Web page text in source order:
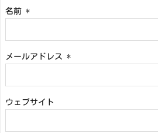
名前 *
メールアドレス *
ウェブサイト